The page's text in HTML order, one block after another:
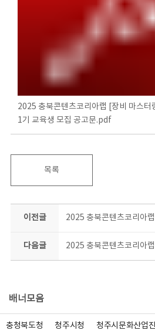
2025 충북콘텐츠코리아랩 [장비 마스터
1기 교육생 모집 공고문.pdf
목록
이전글
다음글
배너모음
충청북도청 청주시청 청주시문화산업